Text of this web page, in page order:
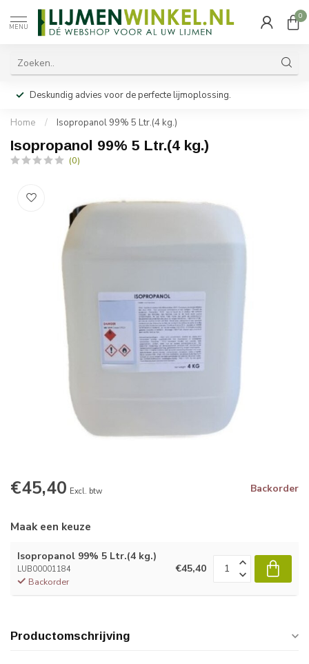
MENU
0
Deskundig advies voor de perfecte lijmoplossing.
Home / Isopropanol 99% 5 Ltr.(4 kg.)
Isopropanol 99% 5 Ltr.(4 kg.)
(0)
€45,40 Excl. btw Backorder
Maak een keuze
Isopropanol 99% 5 Ltr.(4 kg.)
LUB00001184
Backorder
€45,40
Productomschrijving